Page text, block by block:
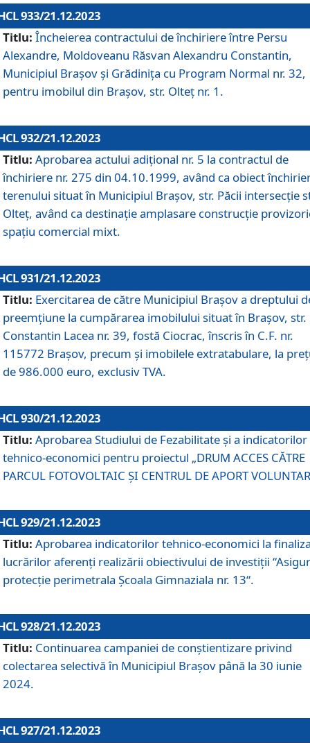
933/21.12.2023
Titlu: Încheierea contractului de închiriere între Persu
Alexandre, Moldoveanu Răsvan Alexandru Constantin,
Municipiul Braşov şi Grădinița cu Program Normal nr. 32,
pentru imobilul din Brașov, str. Olteț nr. 1.
932/21.12.2023
Titlu: Aprobarea actului adițional nr. 5 la contractul de
închiriere nr. 275 din 04.10.1999, având ca obiect
terenului situat în Municipiul Brașov, str. Păcii intersecție
Olteț, având ca destinație amplasare construcție
spațiu comercial mixt.
931/21.12.2023
Titlu: Exercitarea de către Municipiul Brașov a dreptului
preemțiune la cumpărarea imobilului situat în Brașov, str.
Constantin Lacea nr. 39, fostă Ciocrac, înscris în C.F. nr.
115772 Brașov, precum și imobilele extratabulare, la
de 986.000 euro, exclusiv TVA.
930/21.12.2023
Titlu: Aprobarea Studiului de Fezabilitate și a indicatorilor
tehnico-economici pentru proiectul „DRUM ACCES CĂTRE
PARCUL FOTOVOLTAIC ȘI CENTRUL DE APORT
929/21.12.2023
Titlu: Aprobarea indicatorilor tehnico-economici la
lucrărilor aferenți realizării obiectivului de investiții
protecție perimetrala Școala Gimnaziala nr. 13“.
928/21.12.2023
Titlu: Continuarea campaniei de conștientizare privind
colectarea selectivă în Municipiul Braşov până la 30 iunie
2024.
927/21.12.2023